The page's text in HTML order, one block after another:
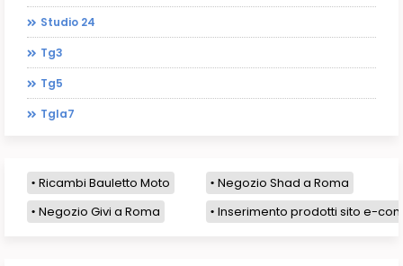
Studio 24
Tg3
Tg5
Tgla7
Ricambi Bauletto Moto
Negozio Shad a Roma
Negozio Givi a Roma
Inserimento prodotti sito e-